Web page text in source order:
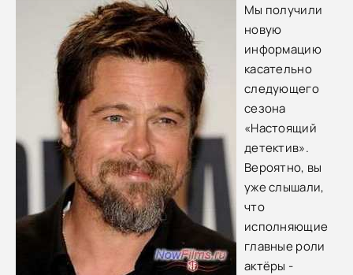
Мы получили
новую
информацию
касательно
следующего
сезона
«Настоящий
детектив».
Вероятно, вы
уже слышали,
что
исполняющие
главные роли
актёры -